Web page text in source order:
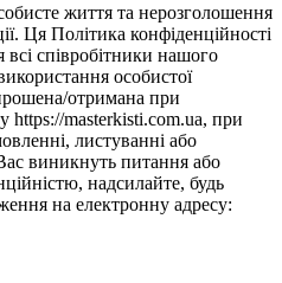
життя та нерозголошення
Ця Політика конфіденційності
співробітники нашого
особистої
отримана при
https://masterkisti.com.ua, при
листуванні або
виникнуть питання або
надсилайте, будь
на електронну адресу: